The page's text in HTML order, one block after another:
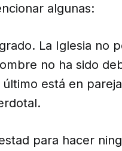
algunas:
La Iglesia no
no ha sido
está en
para hacer